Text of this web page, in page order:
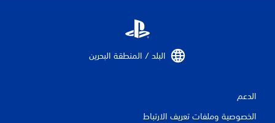
البلد / المنطقة البحرين‏
الدعم
الخصوصية وملفات تعريف الارتباط